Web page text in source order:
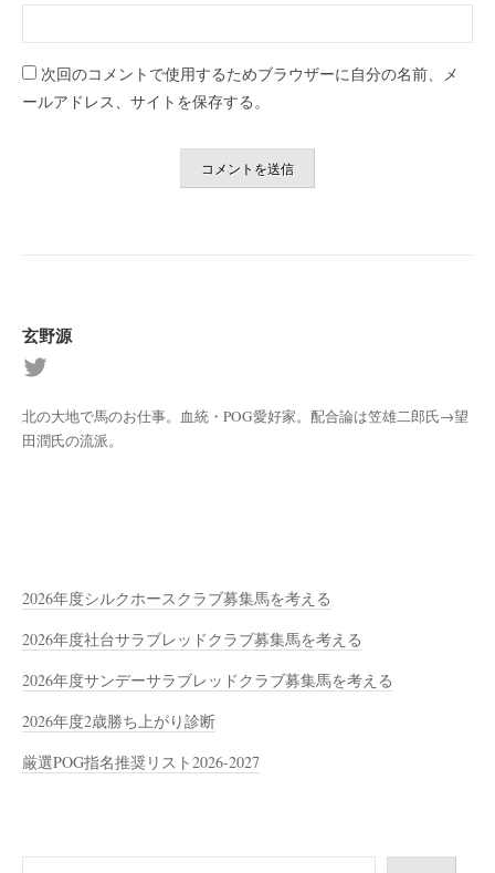
次回のコメントで使用するためブラウザーに自分の名前、メ
ールアドレス、サイトを保存する。
玄野源
北の大地で馬のお仕事。血統・POG愛好家。配合論は笠雄二郎氏→望
田潤氏の流派。
2026年度シルクホースクラブ募集馬を考える
2026年度社台サラブレッドクラブ募集馬を考える
2026年度サンデーサラブレッドクラブ募集馬を考える
2026年度2歳勝ち上がり診断
厳選POG指名推奨リスト2026-2027